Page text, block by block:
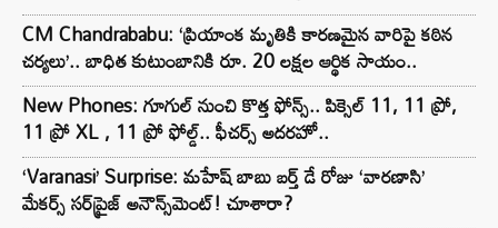
CM Chandrababu: ‘ప్రియాంక మృతికి కారణమైన వారిపై కఠిన
చర్యలు’.. బాధిత కుటుంబానికి రూ. 20 లక్షల ఆర్థిక సాయం..
New Phones: గూగుల్ నుంచి కొత్త ఫోన్స్.. పిక్సెల్ 11, 11 ప్రో,
11 ప్రో XL , 11 ప్రో ఫోల్డ్.. ఫీచర్స్ అదరహో..
‘Varanasi’ Surprise: మహేష్ బాబు బర్త్ డే రోజు ‘వారణాసి’
మేకర్స్ సర్‌ప్రైజ్ అనౌన్స్‌మెంట్! చూశారా?